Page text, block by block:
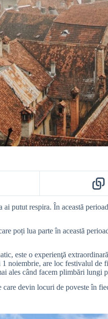
putut respira. În această
poți lua parte în această
este o experienţă
noiembrie, are loc festivalul
ales când facem plimbări
devin locuri de poveste în